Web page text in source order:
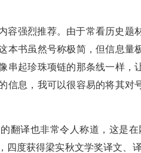
容强烈推荐。由于常看历史题
本书虽然号称极简，但信息量
串起珍珠项链的那条线一样，
信息，我可以很容易的将其对
翻译也非常令人称道，这是
四度获得梁实秋文学奖译文、